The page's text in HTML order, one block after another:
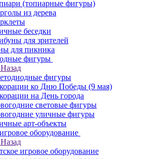
(топиарные фигуры)
из дерева
беседки
для зрителей
для пикника
фигуры
Назад
фигуры
ко Дню Победы (9 мая)
на День города
световые фигуры
уличные фигуры
арт-объекты
оборудование
Назад
игровое оборудование